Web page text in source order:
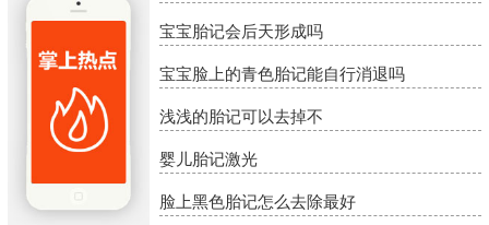
宝宝胎记会后天形成吗
宝宝脸上的青色胎记能自行消退吗
浅浅的胎记可以去掉不
婴儿胎记激光
脸上黑色胎记怎么去除最好